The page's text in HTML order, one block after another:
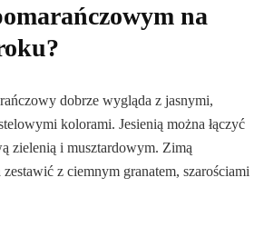
na
dobrze wygląda z jasnymi,
kolorami. Jesienią można łączyć
zielenią i musztardowym. Zimą
z ciemnym granatem, szarościami